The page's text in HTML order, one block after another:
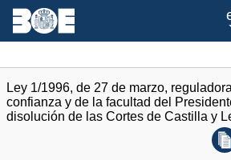
Ley 1/1996, de 27 de marzo,
confianza y de la facultad del
disolución de las Cortes de Castilla y